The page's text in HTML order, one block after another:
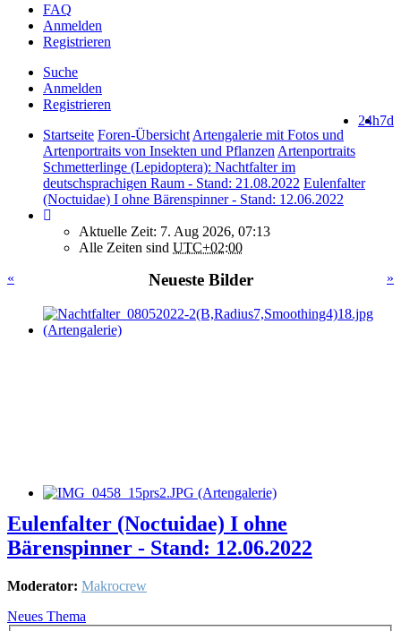
FAQ
Anmelden
Registrieren
Suche
Anmelden
Registrieren
7d
24h
Startseite Foren-Übersicht Artengalerie mit Fotos und
Artenportraits von Insekten und Pflanzen Artenportraits
Schmetterlinge (Lepidoptera): Nachtfalter im
deutschsprachigen Raum - Stand: 21.08.2022 Eulenfalter
(Noctuidae) I ohne Bärenspinner - Stand: 12.06.2022
Aktuelle Zeit: 7. Aug 2026, 07:13
Alle Zeiten sind UTC+02:00
«
»
Neueste Bilder
Eulenfalter (Noctuidae) I ohne
Bärenspinner - Stand: 12.06.2022
Moderator: Makrocrew
Neues Thema